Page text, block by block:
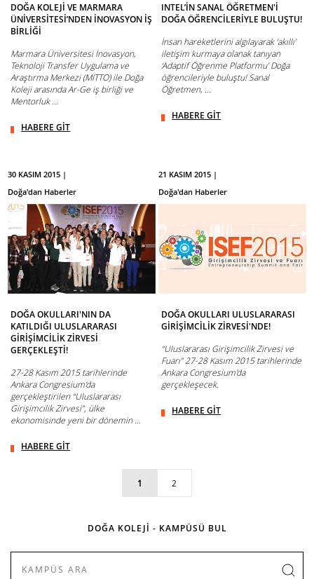
DOĞA KOLEJİ VE MARMARA
ÜNİVERSİTESİ’NDEN İNOVASYON İŞ
BİRLİĞİ
Marmara Üniversitesi İnovasyon,
Teknoloji Transfer Uygulama ve
Araştırma Merkezi (MİTTO) ile Doğa
Koleji arasında Ar-Ge iş birliği ve
Mentorluk ...
HABERE GİT
INTEL’İN SANAL ÖĞRETMEN'İ
DOĞA ÖĞRENCİLERİYLE BULUŞTU!
İnsan hareketlerini algılayarak ‘akıllı’
iletişim kurmaya olanak tanıyan
‘Adaptif Öğrenme Platformu’ Doğa
öğrencileriyle buluştu! Sanal
Öğretmen, ...
HABERE GİT
30 KASIM 2015 |
Doğa'dan Haberler
DOĞA OKULLARI'NIN DA
KATILDIĞI ULUSLARARASI
GİRİŞİMCİLİK ZİRVESİ
GERÇEKLEŞTİ!
27-28 Kasım 2015 tarihlerinde
Ankara Congresium'da
gerçekleştirilen “Uluslararası
Girişimcilik Zirvesi”, ülke
ekonomisinde yeni bir dönemin ...
HABERE GİT
21 KASIM 2015 |
Doğa'dan Haberler
DOĞA OKULLARI ULUSLARARASI
GİRİŞİMCİLİK ZİRVESİ'NDE!
“Uluslararası Girişimcilik Zirvesi ve
Fuarı” 27-28 Kasım 2015 tarihlerinde
Ankara Congresium'da
gerçekleşecek.
HABERE GİT
1 2
DOĞA KOLEJİ - KAMPÜSÜ BUL